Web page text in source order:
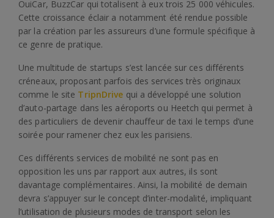
OuiCar, BuzzCar qui totalisent à eux trois 25 000 véhicules.
Cette croissance éclair a notamment été rendue possible
par la création par les assureurs d’une formule spécifique à
ce genre de pratique.
Une multitude de startups s’est lancée sur ces différents
créneaux, proposant parfois des services très originaux
comme le site TripnDrive qui a développé une solution
d’auto-partage dans les aéroports ou Heetch qui permet à
des particuliers de devenir chauffeur de taxi le temps d’une
soirée pour ramener chez eux les parisiens.
Ces différents services de mobilité ne sont pas en
opposition les uns par rapport aux autres, ils sont
davantage complémentaires. Ainsi, la mobilité de demain
devra s’appuyer sur le concept d’inter-modalité, impliquant
l’utilisation de plusieurs modes de transport selon les